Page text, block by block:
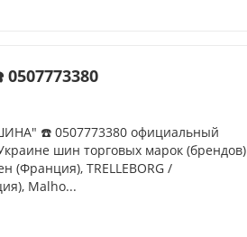
☎️ 0507773380 официальный
шин торговых марок (брендов)
(Франция), TRELLEBORG /
Malho...